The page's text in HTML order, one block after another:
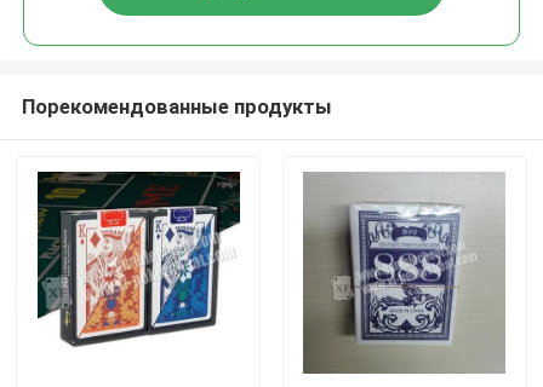
Порекомендованные продукты